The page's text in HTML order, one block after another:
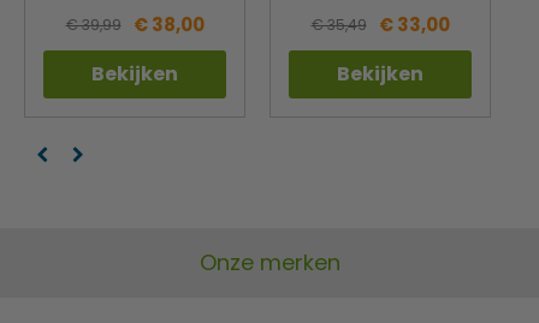
€ 39,99 € 38,00
Bekijken
€ 35,49 € 33,00
Bekijken
Onze merken